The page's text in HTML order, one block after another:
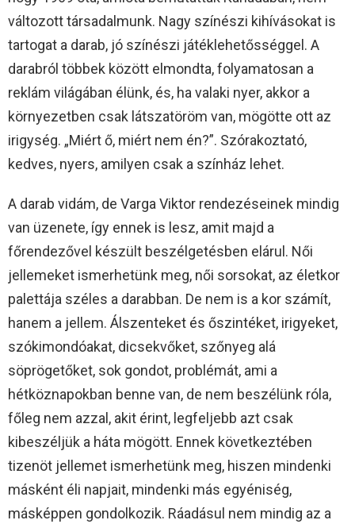
változott társadalmunk. Nagy színészi kihívásokat is
tartogat a darab, jó színészi játéklehetősséggel. A
darabról többek között elmondta, folyamatosan a
reklám világában élünk, és, ha valaki nyer, akkor a
környezetben csak látszatöröm van, mögötte ott az
irigység. „Miért ő, miért nem én?”. Szórakoztató,
kedves, nyers, amilyen csak a színház lehet.
A darab vidám, de Varga Viktor rendezéseinek mindig
van üzenete, így ennek is lesz, amit majd a
főrendezővel készült beszélgetésben elárul. Női
jellemeket ismerhetünk meg, női sorsokat, az életkor
palettája széles a darabban. De nem is a kor számít,
hanem a jellem. Álszenteket és őszintéket, irigyeket,
szókimondóakat, dicsekvőket, szőnyeg alá
söprögetőket, sok gondot, problémát, ami a
hétköznapokban benne van, de nem beszélünk róla,
főleg nem azzal, akit érint, legfeljebb azt csak
kibeszéljük a háta mögött. Ennek következtében
tizenöt jellemet ismerhetünk meg, hiszen mindenki
másként éli napjait, mindenki más egyéniség,
másképpen gondolkozik. Ráadásul nem mindig az a